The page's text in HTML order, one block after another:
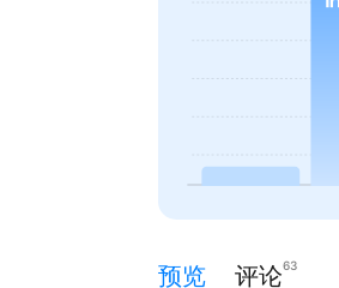
预览 评论63